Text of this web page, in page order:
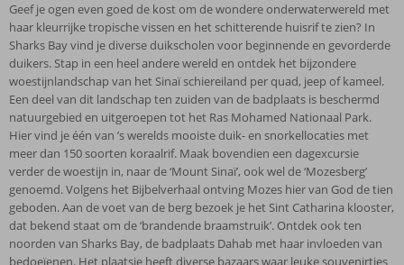
Geef je ogen even goed de kost om de wondere onderwaterwereld met
haar kleurrijke tropische vissen en het schitterende huisrif te zien? In
Sharks Bay vind je diverse duikscholen voor beginnende en gevorderde
duikers. Stap in een heel andere wereld en ontdek het bijzondere
woestijnlandschap van het Sinaï schiereiland per quad, jeep of kameel.
Een deel van dit landschap ten zuiden van de badplaats is beschermd
natuurgebied en uitgeroepen tot het Ras Mohamed Nationaal Park.
Hier vind je één van ’s werelds mooiste duik- en snorkellocaties met
meer dan 150 soorten koraalrif. Maak bovendien een dagexcursie
verder de woestijn in, naar de ‘Mount Sinaï’, ook wel de ‘Mozesberg’
genoemd. Volgens het Bijbelverhaal ontving Mozes hier van God de tien
geboden. Aan de voet van de berg bezoek je het Sint Catharina klooster,
dat bekend staat om de ‘brandende braamstruik’. Ontdek ook ten
noorden van Sharks Bay, de badplaats Dahab met haar invloeden van
bedoeïenen. Het plaatsje heeft diverse bazaars waar leuke souvenirtjes